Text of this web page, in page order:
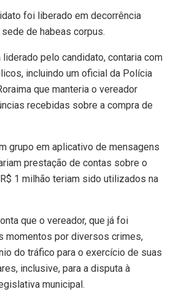
foi liberado em decorrência
de habeas corpus.
pelo candidato, contaria com
incluindo um oficial da Polícia
que manteria o vereador
recebidas sobre a compra de
grupo em aplicativo de mensagens
prestação de contas sobre o
1 milhão teriam sido utilizados na
que o vereador, que já foi
momentos por diversos crimes,
do tráfico para o exercício de suas
inclusive, para a disputa à
municipal.